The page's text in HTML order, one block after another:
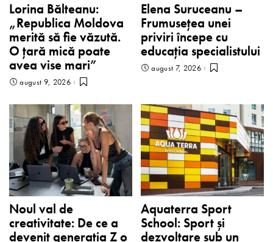
Lorina Bălteanu:
„Republica Moldova
merită să fie văzută.
O țară mică poate
avea vise mari”
august 9, 2026
Elena Suruceanu –
Frumusețea unei
priviri începe cu
educația specialistului
august 7, 2026
Noul val de
creativitate: De ce a
devenit generația Z o
Aquaterra Sport
School: Sport și
dezvoltare sub un